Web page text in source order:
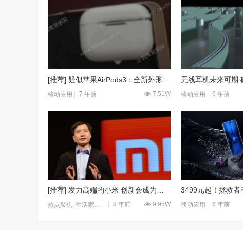
移动应用 7 年前 7.51W 移动应用 6 年前
[推荐] 发力高端的小米 创新会成为它的主要方向吗?
热点聚焦, 生活家电 移动应用
8 年前 9.95W 移动应用 6 年前